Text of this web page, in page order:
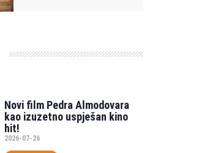
Novi film Pedra Almodovara
kao izuzetno uspješan kino
hit!
2026-07-26